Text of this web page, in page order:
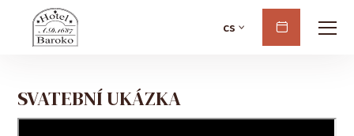
cs Rezervovat
SVATEBNÍ UKÁZKA